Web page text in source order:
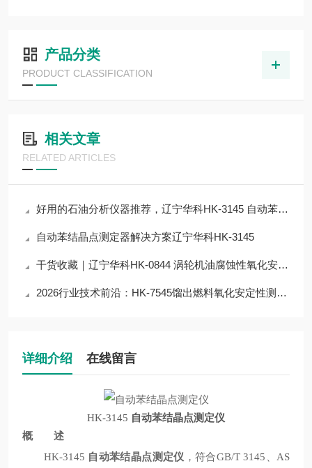
产品分类
PRODUCT CLASSIFICATION
相关文章
RELATED ARTICLES
好用的石油分析仪器推荐，辽宁华科HK-3145 自动苯结晶点测定器
自动苯结晶点测定器解决方案辽宁华科HK-3145
干货收藏｜辽宁华科HK-0844 涡轮机油腐蚀性氧化安定性测定器技术原理拆解
2026行业技术前沿：HK-7545馏出燃料氧化安定性测定器检测技术应用与突破
详细介绍 在线留言
HK-3145 自动苯结晶点测定仪
概 述
HK-3145 自动苯结晶点测定仪 ，符合GB/T 3145、AS